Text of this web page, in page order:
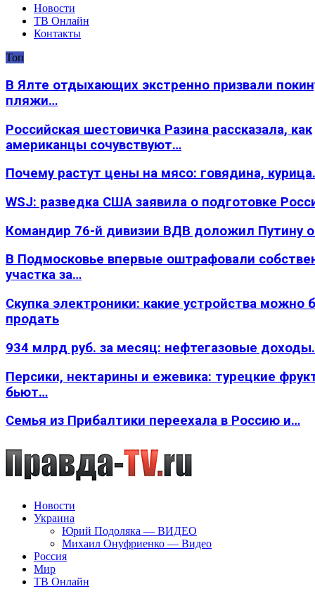
Новости
ТВ Онлайн
Контакты
Топ
В Ялте отдыхающих экстренно призвали
пляжи…
Российская шестовичка Разина рассказала, как
американцы сочувствуют…
Почему растут цены на мясо: говядина,
WSJ: разведка США заявила о подготовке
Командир 76-й дивизии ВДВ доложил Путину
В Подмосковье впервые оштрафовали
участка за…
Скупка электроники: какие устройства можно
продать
934 млрд руб. за месяц: нефтегазовые
Персики, нектарины и ежевика: турецкие
бьют…
Семья из Прибалтики переехала в Россию и…
Новости
Украина
Юрий Подоляка — ВИДЕО
Михаил Онуфриенко — Видео
Россия
Мир
ТВ Онлайн